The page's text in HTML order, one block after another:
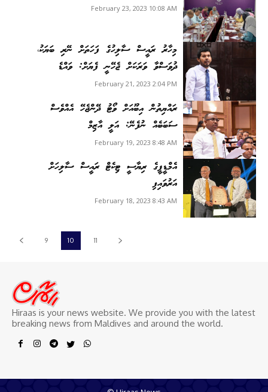
February 23, 2023 10:08 AM
މިހާރު ރައީސް ސާލިހުގެ ފަހަތަށް ނޭރި ބަޔަކު،
ދުވަސްވާ ވަރަކަށް ޖެހޭނީ ފެޔަށް: ވައްޑެ
February 21, 2023 2:04 PM
ރައްޔިތުން އިބޫއަށް ވޯޓު ދޭންޖެހޭ އެއްވެސް
ސަބަބެއް ނުފެނޭ: އަލީ އާޒިމް
February 19, 2023 8:48 AM
އެމްޑީޕީގެ ރިޔާސީ ޓިކެޓް ރައީސް ސާލިހަށް
އަރުވައިފި
February 18, 2023 8:43 AM
9 10 11
Hiraas is your news website. We provide you with the latest
breaking news from Maldives and around the world.